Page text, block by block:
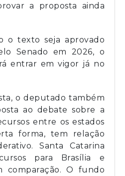
a proposta ainda
o texto seja aprovado
Senado em 2026, o
entrar em vigor já no
o deputado também
ao debate sobre a
entre os estados
forma, tem relação
Santa Catarina
para Brasília e
comparação. O fundo